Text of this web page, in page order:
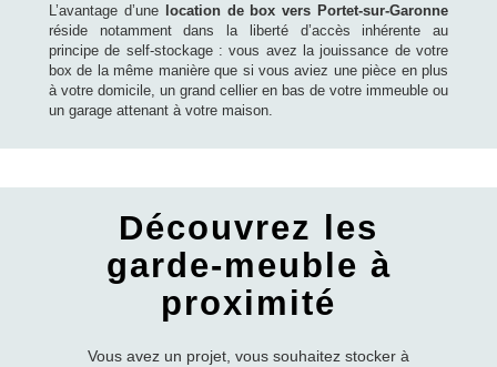
L’avantage d’une
location de box vers Portet-sur-Garonne
réside notamment dans la liberté d’accès inhérente au
principe de self-stockage : vous avez la jouissance de votre
box de la même manière que si vous aviez une pièce en plus
à votre domicile, un grand cellier en bas de votre immeuble ou
un garage attenant à votre maison.
Découvrez les
garde-meuble à
proximité
Vous avez un projet, vous souhaitez stocker à